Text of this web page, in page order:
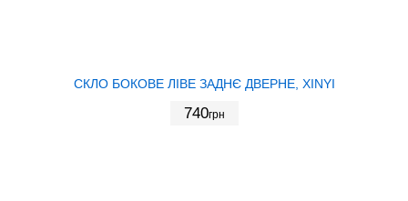
СКЛО БОКОВЕ ЛІВЕ ЗАДНЄ ДВЕРНЕ, XINYI
740грн